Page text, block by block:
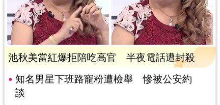
池秋美當紅爆拒陪吃高官 半夜電話遭封殺
知名男星下班路寵粉遭檢舉 慘被公安約
談